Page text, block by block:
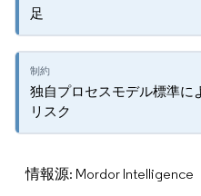
足
独自プロセスモデル標準に
リスク
情報源: Mordor Intelligence